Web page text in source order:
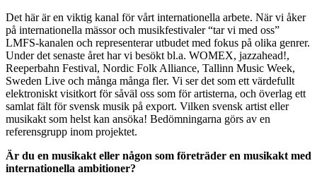
Det här är en viktig kanal för vårt internationella arbete. När vi åker
på internationella mässor och musikfestivaler “tar vi med oss”
LMFS-kanalen och representerar utbudet med fokus på olika genrer.
Under det senaste året har vi besökt bl.a. WOMEX, jazzahead!,
Reeperbahn Festival, Nordic Folk Alliance, Tallinn Music Week,
Sweden Live och många många fler. Vi ser det som ett värdefullt
elektroniskt visitkort för såväl oss som för artisterna, och överlag ett
samlat fält för svensk musik på export. Vilken svensk artist eller
musikakt som helst kan ansöka! Bedömningarna görs av en
referensgrupp inom projektet.
Är du en musikakt eller någon som företräder en musikakt med
internationella ambitioner?